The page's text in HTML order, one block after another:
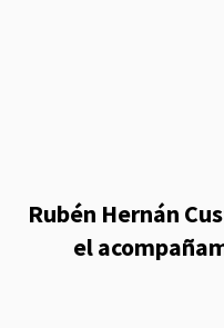
Rubén Hernán
el